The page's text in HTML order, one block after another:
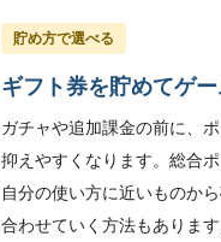
貯め方で選べる
ギフト券を貯めてゲ
ガチャや追加課金の前に、
抑えやすくなります。総合
自分の使い方に近いものか
合わせていく方法もあります